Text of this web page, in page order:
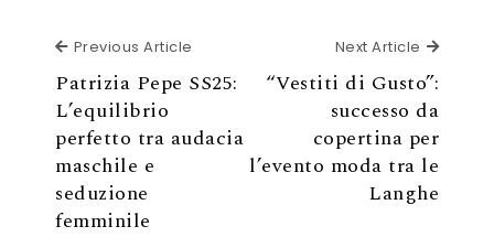
Previous Article
Patrizia Pepe SS25:
L’equilibrio
perfetto tra audacia
maschile e
seduzione
femminile
Next Article Next
“Vestiti di Gusto”:
successo da
copertina per
l’evento moda tra le
Langhe